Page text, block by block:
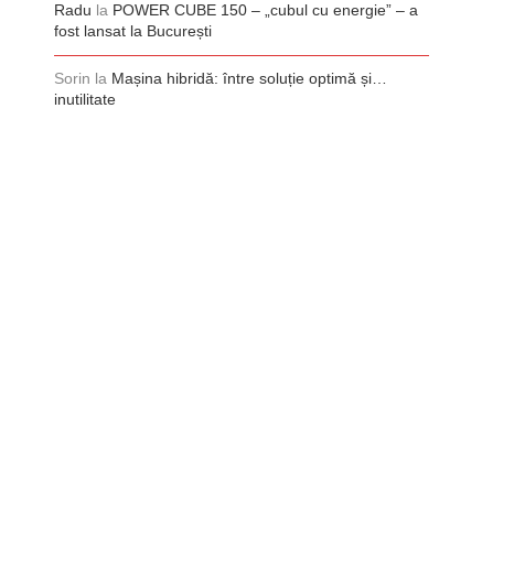
Radu la POWER CUBE 150 – „cubul cu energie” – a
fost lansat la București
Sorin la Mașina hibridă: între soluție optimă și…
inutilitate